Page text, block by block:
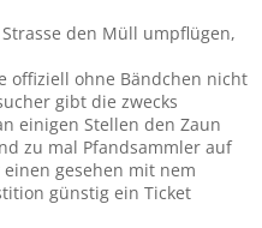
den Müll umpflügen,
offiziell ohne Bändchen nicht
gibt die zwecks
einigen Stellen den Zaun
zu mal Pfandsammler auf
gesehen mit nem
günstig ein Ticket